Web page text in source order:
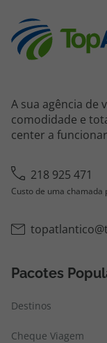
A sua agência de
comodidade e
center a
218 925 471
Custo de uma
Pacotes
Destinos
Cheque Viagem